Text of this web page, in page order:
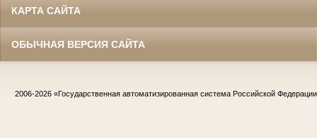
КАРТА САЙТА
ОБЫЧНАЯ ВЕРСИЯ САЙТА
2006-2026 «Государственная автоматизированная система Российской